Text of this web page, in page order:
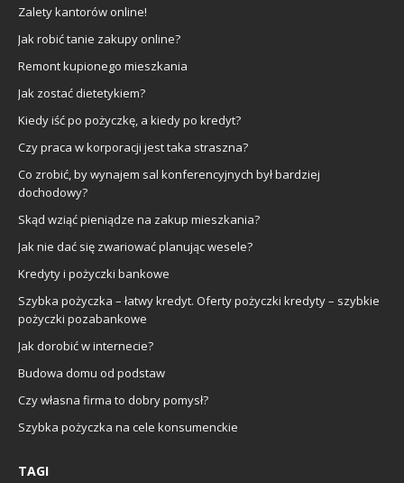
Zalety kantorów online!
Jak robić tanie zakupy online?
Remont kupionego mieszkania
Jak zostać dietetykiem?
Kiedy iść po pożyczkę, a kiedy po kredyt?
Czy praca w korporacji jest taka straszna?
Co zrobić, by wynajem sal konferencyjnych był bardziej
dochodowy?
Skąd wziąć pieniądze na zakup mieszkania?
Jak nie dać się zwariować planując wesele?
Kredyty i pożyczki bankowe
Szybka pożyczka – łatwy kredyt. Oferty pożyczki kredyty – szybkie
pożyczki pozabankowe
Jak dorobić w internecie?
Budowa domu od podstaw
Czy własna firma to dobry pomysł?
Szybka pożyczka na cele konsumenckie
TAGI